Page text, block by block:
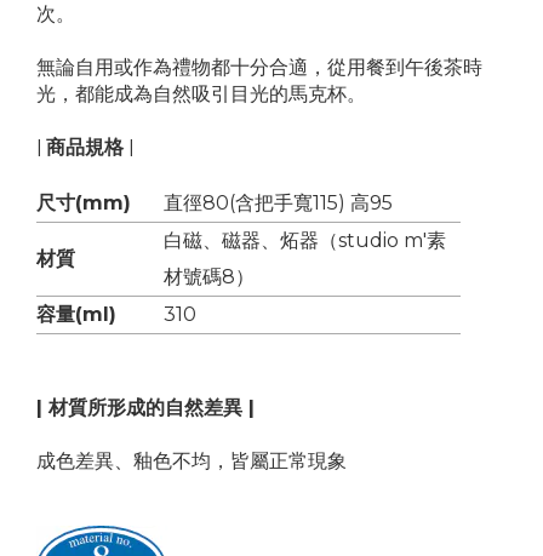
次。
無論自用或作為禮物都十分合適，從用餐到午後茶時
光，都能成為自然吸引目光的馬克杯。
| 商品規格 |
尺寸(mm) 直徑80(含把手寬115) 高95
材質
白磁、磁器、炻器（studio m'素
材號碼8）
容量(ml)
310
| 材質所形成的自然差異 |
成色差異、釉色不均，皆屬正常現象